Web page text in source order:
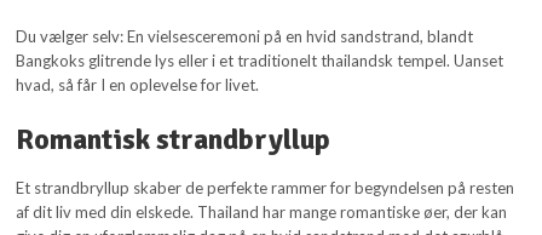
Du vælger selv: En vielsesceremoni på en hvid sandstrand, blandt
Bangkoks glitrende lys eller i et traditionelt thailandsk tempel. Uanset
hvad, så får I en oplevelse for livet.
Romantisk strandbryllup
Et strandbryllup skaber de perfekte rammer for begyndelsen på resten
af dit liv med din elskede. Thailand har mange romantiske øer, der kan